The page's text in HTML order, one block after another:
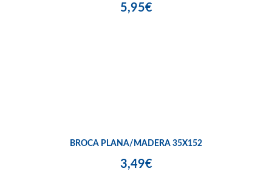
5,95€
BROCA PLANA/MADERA 35X152
3,49€